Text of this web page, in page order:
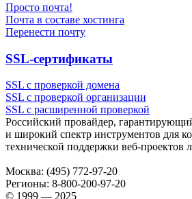
Просто почта!
Почта в составе хостинга
Перенести почту
SSL-сертификаты
SSL с проверкой домена
SSL с проверкой организации
SSL с расширенной проверкой
Российский провайдер,
и широкий спектр инструментов для
технической поддержки веб-проектов
Москва: (495) 772-97-20
Регионы: 8-800-200-97-20
© 1999 — 2025